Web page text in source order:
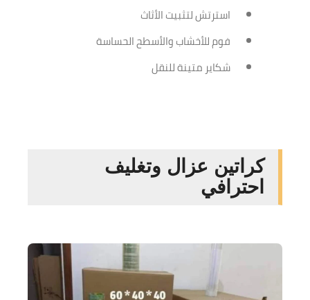
استرتش لتثبيت الأثاث
فوم للأخشاب والأسطح الحساسة
شكاير متينة للنقل
كراتين عزال وتغليف
احترافي